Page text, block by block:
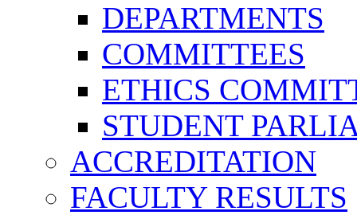
DEPARTMENTS
COMMITTEES
ETHICS
STUDENT
ACCREDITATION
FACULTY RESULTS